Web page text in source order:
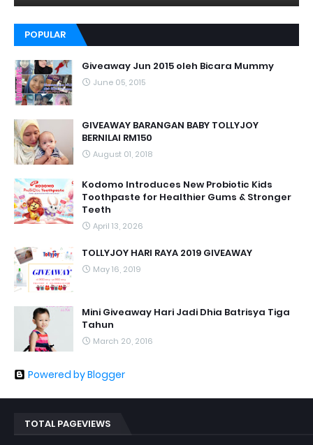
POPULAR
Giveaway Jun 2015 oleh Bicara Mummy
June 05, 2015
GIVEAWAY BARANGAN BABY TOLLYJOY
BERNILAI RM150
August 01, 2018
Kodomo Introduces New Probiotic Kids
Toothpaste for Healthier Gums & Stronger
Teeth
April 13, 2026
TOLLYJOY HARI RAYA 2019 GIVEAWAY
May 16, 2019
Mini Giveaway Hari Jadi Dhia Batrisya Tiga
Tahun
March 20, 2016
Powered by Blogger
TOTAL PAGEVIEWS